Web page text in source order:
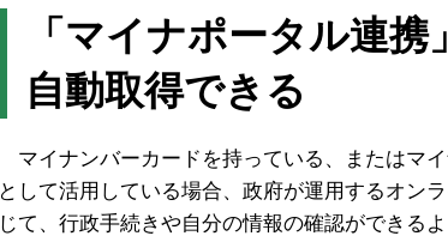
「マイナポータル連
自動取得できる
マイナンバーカードを持っている、またはマ
として活用している場合、政府が運用するオン
じて、行政手続きや自分の情報の確認ができるよ